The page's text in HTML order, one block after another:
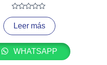
Valorado
con
0
de
Leer más
WHATSAPP